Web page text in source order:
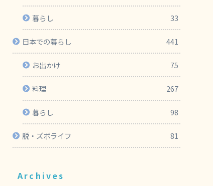
暮らし 33
日本での暮らし 441
お出かけ 75
料理 267
暮らし 98
脱・ズボライフ 81
Archives